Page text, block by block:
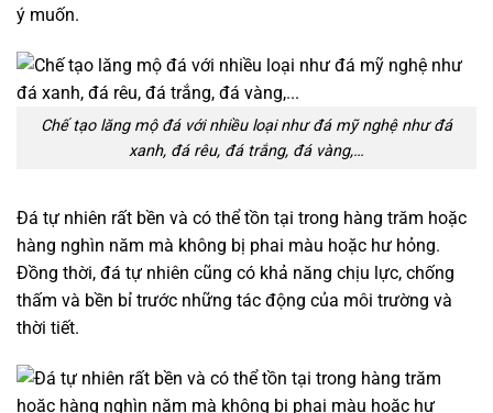
ý muốn.
Chế tạo lăng mộ đá với nhiều loại như đá mỹ nghệ như đá
xanh, đá rêu, đá trắng, đá vàng,…
Đá tự nhiên rất bền và có thể tồn tại trong hàng trăm hoặc
hàng nghìn năm mà không bị phai màu hoặc hư hỏng.
Đồng thời, đá tự nhiên cũng có khả năng chịu lực, chống
thấm và bền bỉ trước những tác động của môi trường và
thời tiết.